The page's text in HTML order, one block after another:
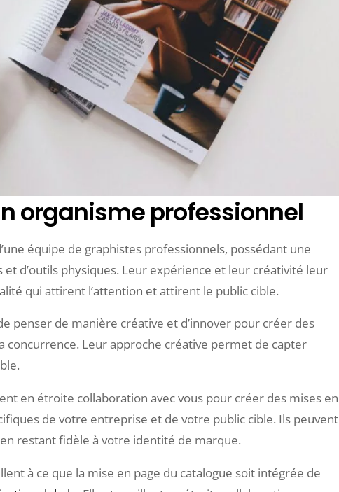
organisme professionnel
équipe de graphistes professionnels, possédant une
d’outils physiques. Leur expérience et leur créativité leur
qui attirent l’attention et attirent le public cible.
penser de manière créative et d’innover pour créer des
concurrence. Leur approche créative permet de capter
en étroite collaboration avec vous pour créer des mises en
de votre entreprise et de votre public cible. Ils peuvent
restant fidèle à votre identité de marque.
à ce que la mise en page du catalogue soit intégrée de